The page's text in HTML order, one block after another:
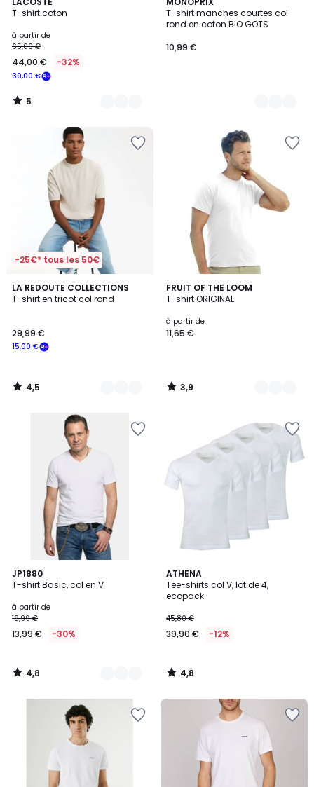
T-shirt coton
à partir de
39,00 €
65,00 €
44,00 € -32%
/
24
Couleurs
5
/
T-shirt manches courtes col
rond en coton BIO GOTS
10,99 €
10
Couleurs
-25€* tous les 50€
LA REDOUTE COLLECTIONS
T-shirt en tricot col rond
15,00 €
29,99 €
4,5
/ 5
3
Couleurs
4,5
/
FRUIT OF THE LOOM
T-shirt ORIGINAL
à partir de
11,65 €
3,9
/ 5
21
Couleurs
3,9
/
JP1880
T-shirt Basic, col en V
à partir de
19,99 €
13,99 € -30%
4,8
/ 5
20
Couleurs
4,8
/
ATHENA
Tee-shirts col V, lot de 4,
ecopack
45,80 €
39,90 € -12%
4,8
/ 5
4,8
/